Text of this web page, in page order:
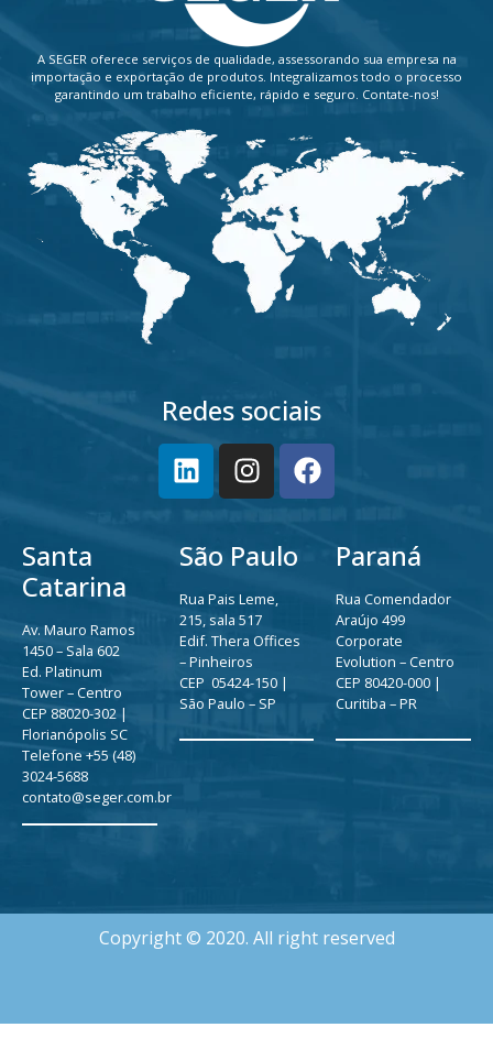
A SEGER oferece serviços de qualidade, assessorando sua empresa na
importação e exportação de produtos. Integralizamos todo o processo
garantindo um trabalho eficiente, rápido e seguro. Contate-nos!
Redes sociais
Santa
Catarina
Av. Mauro Ramos
1450 – Sala 602
Ed. Platinum
Tower – Centro
CEP 88020-302 |
Florianópolis SC
Telefone +55 (48)
3024-5688
contato@seger.com.br
São Paulo
Rua Pais Leme,
215, sala 517
Edif. Thera Offices
– Pinheiros
CEP 05424-150 |
São Paulo – SP
Paraná
Rua Comendador
Araújo 499
Corporate
Evolution – Centro
CEP 80420-000 |
Curitiba – PR
Copyright © 2020. All right reserved